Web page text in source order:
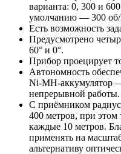
варианта: 0, 300 и
умолчанию — 300
Есть возможность
Предусмотрено
60° и 0°.
Прибор проецирует
Автономность
Ni‑MH‑аккумулятор
непрерывной работы.
С приёмником радиус
400 метров, при этом
каждые 10 метров.
применять на
альтернативу